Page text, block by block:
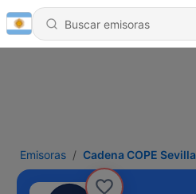
Emisoras Cadena COPE Sevilla